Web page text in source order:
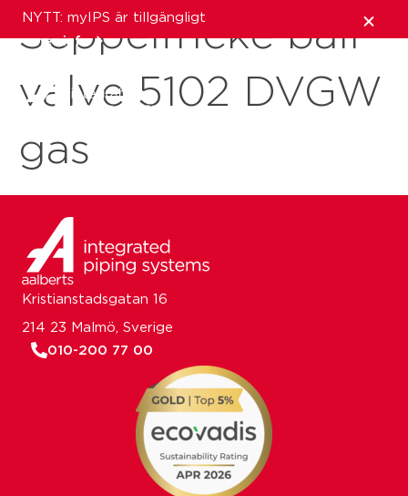
NYTT: myIPS är tillgängligt
mer info
stäng
Seppelfricke ball
valve 5102 DVGW
gas
Kristianstadsgatan 16
214 23 Malmö, Sverige
010-200 77 00